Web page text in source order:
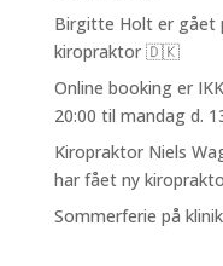
Birgitte Holt er gået
kiropraktor 🇩🇰
Online booking er
20:00 til mandag d.
Kiropraktor Niels
har fået ny
Sommerferie på